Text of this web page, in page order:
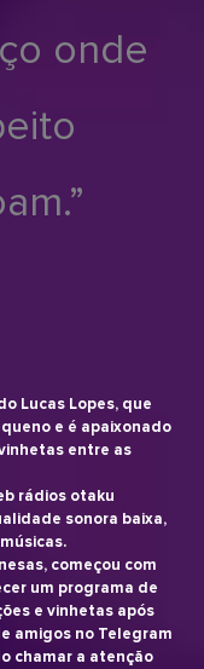
onde
Lucas Lopes, que
e é apaixonado
entre as
rádios otaku
sonora baixa,
começou com
um programa de
e vinhetas após
amigos no Telegram
chamar a atenção